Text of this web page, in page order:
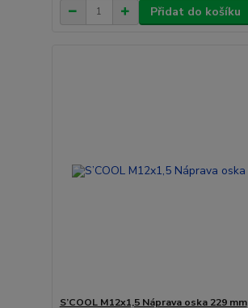
Přidat do košíku
S’COOL M12x1,5 Náprava oska 229 mm